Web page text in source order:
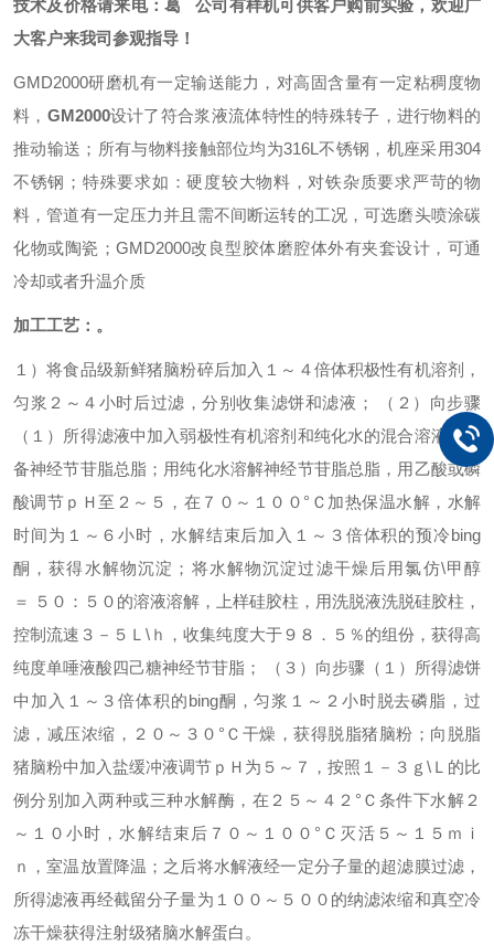
技术及价格请来电：葛 公司有样机可供客户购前实验， 欢迎广
大客户来我司参观指导！
GMD2000研磨机有一定输送能力，对高固含量有一定粘稠度物
料， GM2000设计了符合浆液流体特性的特殊转子，进行物料的
推动输送；所有与物料接触部位均为316L不锈钢，机座采用304
不锈钢；特殊要求如：硬度较大物料，对铁杂质要求严苛的物
料，管道有一定压力并且需不间断运转的工况，可选磨头喷涂碳
化物或陶瓷；GMD2000改良型胶体磨腔体外有夹套设计，可通
冷却或者升温介质
加工工艺：。
１）将食品级新鲜猪脑粉碎后加入１～４倍体积极性有机溶剂，
匀浆２～４小时后过滤，分别收集滤饼和滤液；
（２）向步骤
（１）所得滤液中加入弱极性有机溶剂和纯化水的混合溶液；制
备神经节苷脂总脂；用纯化水溶解神经节苷脂总脂，用乙酸或磷
酸调节ｐＨ至２～５，在７０～１００°Ｃ加热保温水解，水解
时间为１～６小时，水解结束后加入１～３倍体积的预冷bing
酮，获得水解物沉淀；将水解物沉淀过滤干燥后用氯仿\甲醇
＝
５０：５０的溶液溶解，上样硅胶柱，用洗脱液洗脱硅胶柱，
控制流速３－５Ｌ\ｈ，收集纯度大于９８．５％的组份，获得高
纯度单唾液酸四己糖神经节苷脂；
（３）向步骤（１）所得滤饼
中加入１～３倍体积的bing酮，匀浆１～２小时脱去磷脂，过
滤，减压浓缩，２０～３０°Ｃ干燥，获得脱脂猪脑粉；向脱脂
猪脑粉中加入盐缓冲液调节ｐＨ为５～７，按照１－３ｇ\Ｌ的比
例分别加入两种或三种水解酶，在２５～４２°Ｃ条件下水解２
～１０小时，水解结束后７０～１００°Ｃ灭活５～１５ｍｉ
ｎ，室温放置降温；之后将水解液经一定分子量的超滤膜过滤，
所得滤液再经截留分子量为１００～５００的纳滤浓缩和真空冷
冻干燥获得注射级猪脑水解蛋白。